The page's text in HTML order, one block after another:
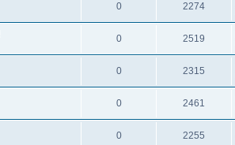
0 2274
0 2519
0 2315
0 2461
0 2255